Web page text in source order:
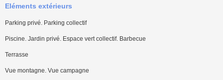
Eléments extérieurs
Parking privé. Parking collectif
Piscine. Jardin privé. Espace vert collectif. Barbecue
Terrasse
Vue montagne. Vue campagne